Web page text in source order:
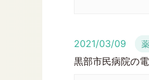
2021/03/09
黒部市民病院の